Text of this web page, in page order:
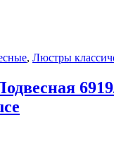
, Люстры